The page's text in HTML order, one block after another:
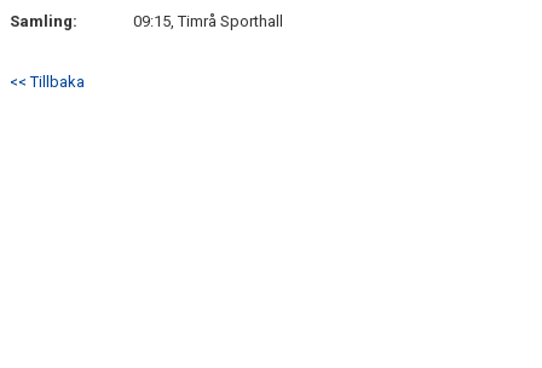
Samling:
09:15, Timrå Sporthall
<< Tillbaka